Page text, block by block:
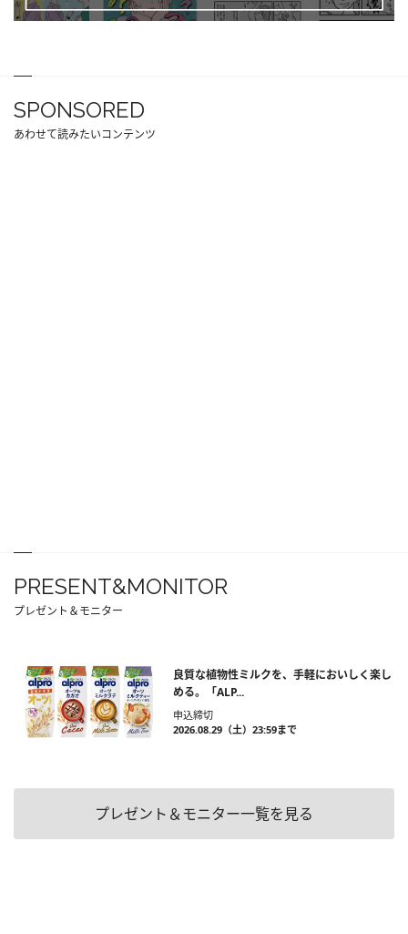
SPONSORED
あわせて読みたいコンテンツ
PRESENT&MONITOR
プレゼント＆モニター
良質な植物性ミルクを、手軽においしく楽し
める。「ALP...
申込締切
2026.08.29（土）23:59まで
プレゼント＆モニター一覧を見る